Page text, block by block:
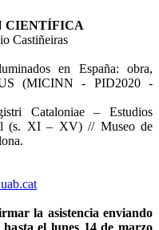
CIENTÍFICA
Castiñeiras
en España: obra,
(MICINN - PID2020 -
Cataloniae – Estudios
(s. XI – XV) // Museo de
la asistencia enviando